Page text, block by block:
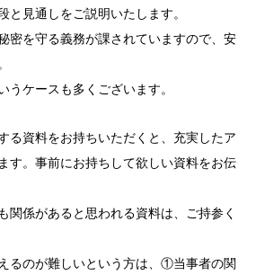
と見通しをご説明いたします。
密を守る義務が課されていますので、安
うケースも多くございます。
る資料をお持ちいただくと、充実したア
す。事前にお持ちして欲しい資料をお伝
関係があると思われる資料は、ご持参く
るのが難しいという方は、①当事者の関